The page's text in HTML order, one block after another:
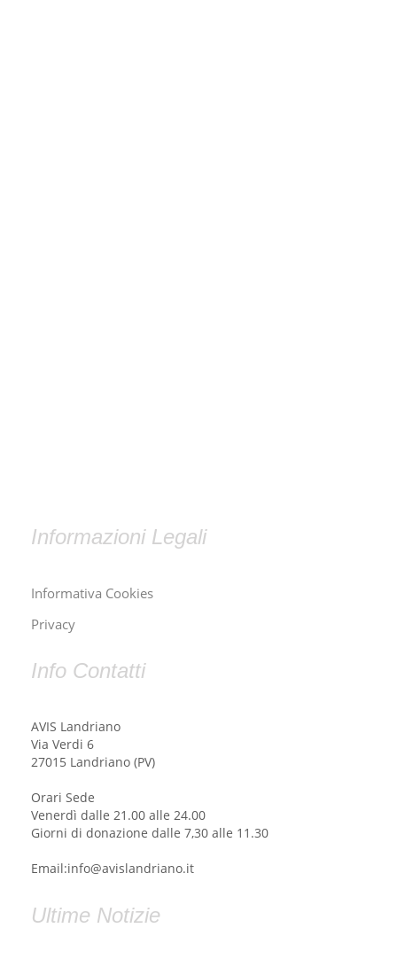
Informazioni Legali
Informativa Cookies
Privacy
Info Contatti
AVIS Landriano
Via Verdi 6
27015 Landriano (PV)
Orari Sede
Venerdì dalle 21.00 alle 24.00
Giorni di donazione dalle 7,30 alle 11.30
Email:info@avislandriano.it
Ultime Notizie